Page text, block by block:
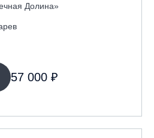
Долина»
57 000 ₽